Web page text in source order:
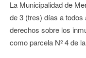
La Municipalidad de
de 3 (tres) días a todos
derechos sobre los
como parcela Nº 4 de